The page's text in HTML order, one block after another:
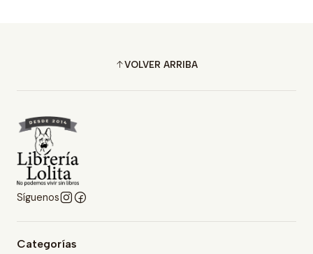
VOLVER ARRIBA
Síguenos
Categorías